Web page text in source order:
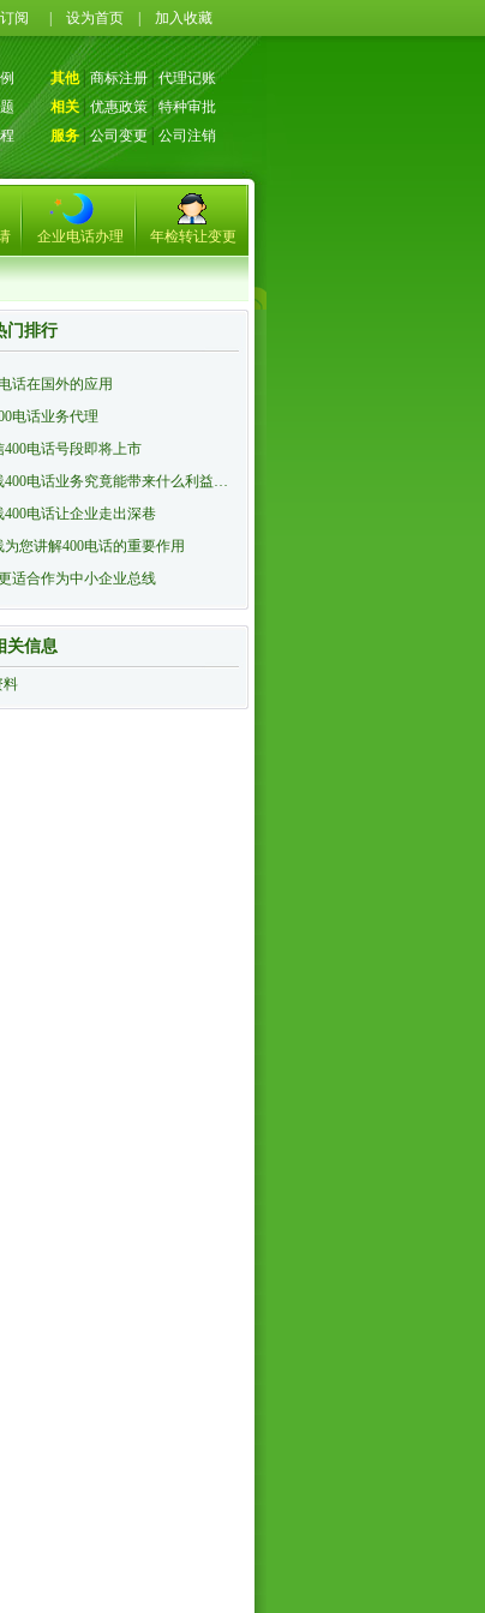
阅 设为首页 加入收藏
其他│商标注册│代理记账
相关│优惠政策│特种审批
服务│公司变更│ 公司注销
企业电话办理 年检转让变更
门排行
话在国外的应用
电话业务代理
400电话号段即将上市
400电话业务究竟能带来什么利益…
400电话让企业走出深巷
为您讲解400电话的重要作用
适合作为中小企业总线
关信息
料